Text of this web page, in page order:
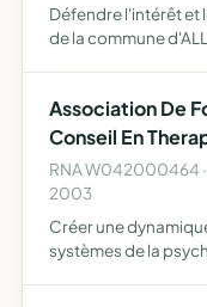
Défendre l'intérêt et
de la commune
Association De
Conseil En
RNA W042000464
2003
Créer une
systèmes de la